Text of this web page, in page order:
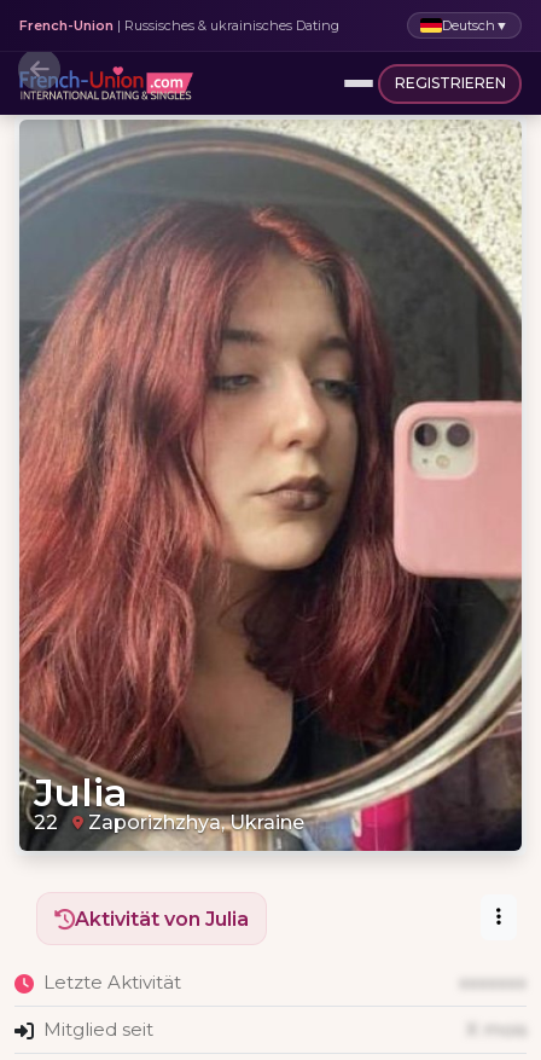
French-Union | Russisches & ukrainisches Dating Deutsch ▼
REGISTRIEREN
Julia
22 Zaporizhzhya, Ukraine
Aktivität von Julia
Letzte Aktivität xxxxxxx
Mitglied seit X mois